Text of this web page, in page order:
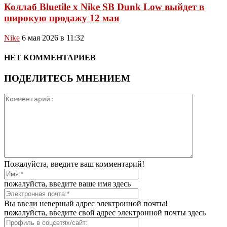
Коллаб Bluetile x Nike SB Dunk Low выйдет в
широкую продажу 12 мая
Nike 6 мая 2026 в 11:32
НЕТ КОММЕНТАРИЕВ
ПОДЕЛИТЕСЬ МНЕНИЕМ
Пожалуйста, введите ваш комментарий!
пожалуйста, введите ваше имя здесь
Вы ввели неверный адрес электронной почты!
пожалуйста, введите свой адрес электронной почты здесь